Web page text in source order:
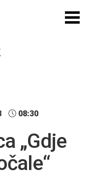
08:30
„Gdje